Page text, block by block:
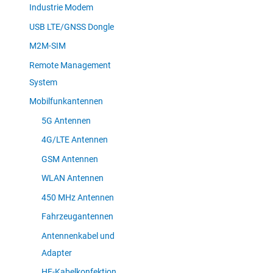
Industrie Modem
USB LTE/GNSS Dongle
M2M-SIM
Remote Management
System
Mobilfunkantennen
5G Antennen
4G/LTE Antennen
GSM Antennen
WLAN Antennen
450 MHz Antennen
Fahrzeugantennen
Antennenkabel und
Adapter